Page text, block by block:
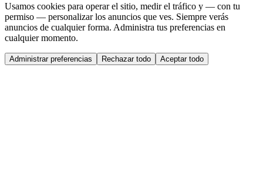
Usamos cookies para operar el sitio, medir el tráfico y — con tu
permiso — personalizar los anuncios que ves. Siempre verás
anuncios de cualquier forma. Administra tus preferencias en
cualquier momento.
Administrar preferencias Rechazar todo Aceptar todo